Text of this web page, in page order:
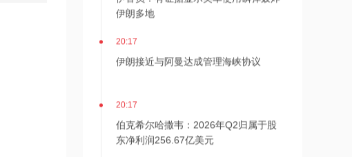
伊朗多地
20:17
伊朗接近与阿曼达成管理海峡协议
20:17
伯克希尔哈撒韦：2026年Q2归属于股
东净利润256.67亿美元